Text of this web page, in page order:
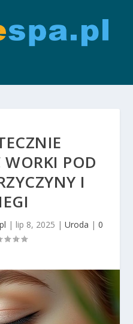
WORKI POD
I
| lip 8, 2025 | Uroda | 0